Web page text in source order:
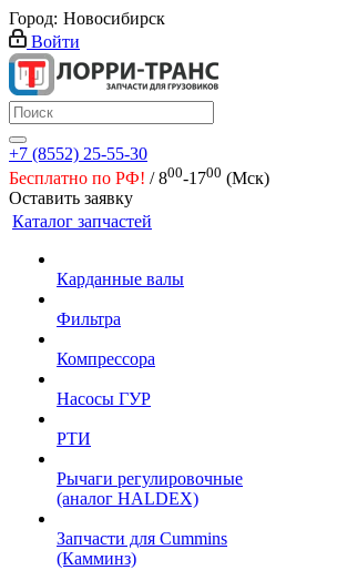
Город: Новосибирск
Войти
+7 (8552) 25-55-30
Бесплатно по РФ! / 800-1700 (Мск)
Оставить заявку
Каталог запчастей
Карданные валы
Фильтра
Компрессора
Насосы ГУР
РТИ
Рычаги регулировочные
(аналог HALDEX)
Запчасти для Cummins
(Камминз)